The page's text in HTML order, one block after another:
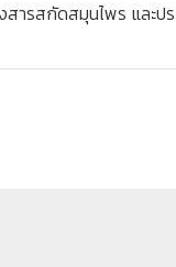
ารสกัดสมุนไพร และป